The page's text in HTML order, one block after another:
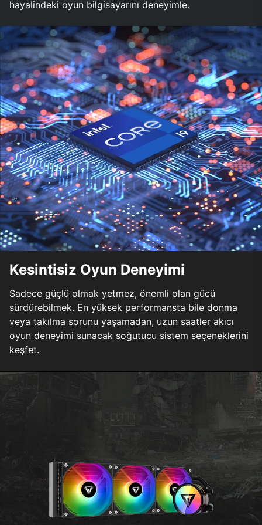
hayalindeki oyun bilgisayarını deneyimle.
Kesintisiz Oyun Deneyimi
Sadece güçlü olmak yetmez, önemli olan gücü
sürdürebilmek. En yüksek performansta bile donma
veya takılma sorunu yaşamadan, uzun saatler akıcı
oyun deneyimi sunacak soğutucu sistem seçeneklerini
keşfet.